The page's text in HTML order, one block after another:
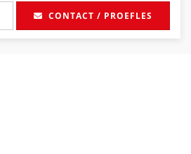
CONTACT / PROEFLES